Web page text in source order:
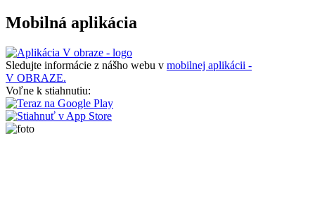
Mobilná aplikácia
Sledujte informácie z nášho webu v mobilnej aplikácii -
V OBRAZE.
Voľne k stiahnutiu: